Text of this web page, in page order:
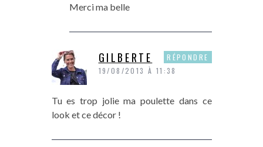
Merci ma belle
GILBERTE
19/08/2013 À 11:38
Tu es trop jolie ma poulette dans ce
look et ce décor !
RÉPONDRE